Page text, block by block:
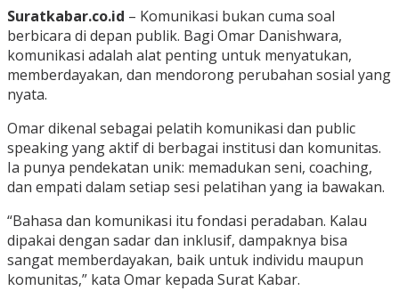
Suratkabar.co.id – Komunikasi bukan cuma soal
berbicara di depan publik. Bagi Omar Danishwara,
komunikasi adalah alat penting untuk menyatukan,
memberdayakan, dan mendorong perubahan sosial yang
nyata.
Omar dikenal sebagai pelatih komunikasi dan public
speaking yang aktif di berbagai institusi dan komunitas.
Ia punya pendekatan unik: memadukan seni, coaching,
dan empati dalam setiap sesi pelatihan yang ia bawakan.
“Bahasa dan komunikasi itu fondasi peradaban. Kalau
dipakai dengan sadar dan inklusif, dampaknya bisa
sangat memberdayakan, baik untuk individu maupun
komunitas,” kata Omar kepada Surat Kabar.